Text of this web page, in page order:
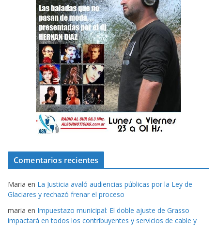
Comentarios recientes
Maria en La Justicia avaló audiencias públicas por la Ley de
Glaciares y rechazó frenar el proceso
maria en Impuestazo municipal: El doble ajuste de Grasso
impactará en todos los contribuyentes y servicios de cable y